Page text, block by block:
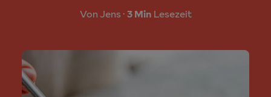
Von Jens 3 Min Lesezeit